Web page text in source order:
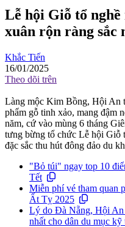
Lễ hội Giỗ tổ
xuân rộn ràng sắc
Khắc Tiến
16/01/2025
Theo dõi trên
Làng mộc Kim Bồng, Hội An
phẩm gỗ tinh xảo, mang đậm
năm, cứ vào mùng 6 tháng
tưng bừng tổ chức Lễ hội Giỗ
đặc sắc thu hút đông đảo du
"Bỏ túi" ngay top 10
Tết
Miễn phí vé tham quan
Ất Tỵ 2025
Lý do Đà Nẵng, Hội An
nhất cho dân du mục kỹ